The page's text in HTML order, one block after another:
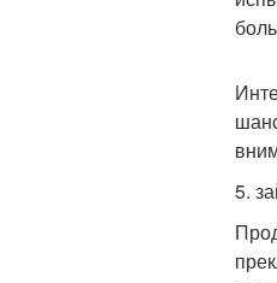
5.